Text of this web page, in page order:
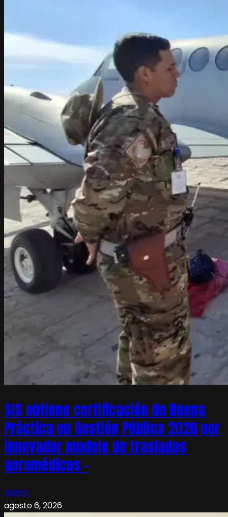
SIS obtiene certificación de Buena
Práctica en Gestión Pública 2026 por
innovador modelo de traslados
aeromédicos –
admin
agosto 6, 2026